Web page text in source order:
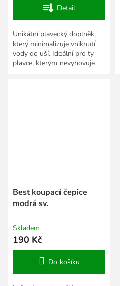
Detail
Unikátní plavecký doplněk,
který minimalizuje vniknutí
vody do uší. Ideální pro ty
plavce, kterým nevyhovuje
Best koupací čepice
modrá sv.
Skladem
190 Kč
Do košíku